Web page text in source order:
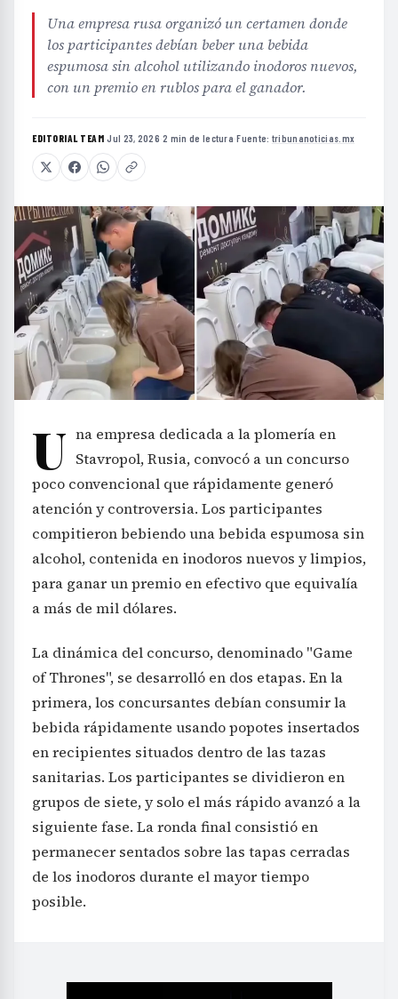
Una empresa rusa organizó un certamen donde
los participantes debían beber una bebida
espumosa sin alcohol utilizando inodoros nuevos,
con un premio en rublos para el ganador.
EDITORIAL TEAM·Jul 23, 2026·2 min de lectura·Fuente: tribunanoticias.mx
U na empresa dedicada a la plomería en
Stavropol, Rusia, convocó a un concurso
poco convencional que rápidamente generó
atención y controversia. Los participantes
compitieron bebiendo una bebida espumosa sin
alcohol, contenida en inodoros nuevos y limpios,
para ganar un premio en efectivo que equivalía
a más de mil dólares.
La dinámica del concurso, denominado "Game
of Thrones", se desarrolló en dos etapas. En la
primera, los concursantes debían consumir la
bebida rápidamente usando popotes insertados
en recipientes situados dentro de las tazas
sanitarias. Los participantes se dividieron en
grupos de siete, y solo el más rápido avanzó a la
siguiente fase. La ronda final consistió en
permanecer sentados sobre las tapas cerradas
de los inodoros durante el mayor tiempo
posible.